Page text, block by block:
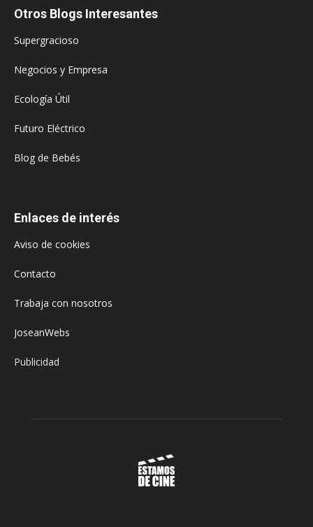
Otros Blogs Interesantes
Supergracioso
Negocios y Empresa
Ecología Útil
Futuro Eléctrico
Blog de Bebés
Enlaces de interés
Aviso de cookies
Contacto
Trabaja con nosotros
JoseanWebs
Publicidad